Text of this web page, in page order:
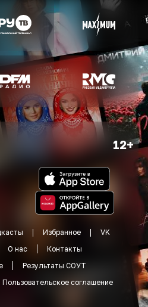
12+
Избранное
VK
О нас
Контакты
Результаты СОУТ
Пользовательское соглашение